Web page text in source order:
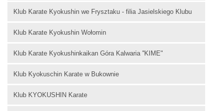
Klub Karate Kyokushin we Frysztaku - filia Jasielskiego Klubu
Klub Karate Kyokushin Wołomin
Klub Karate Kyokushinkaikan Góra Kalwaria ''KIME"
Klub Kyokuschin Karate w Bukownie
Klub KYOKUSHIN Karate